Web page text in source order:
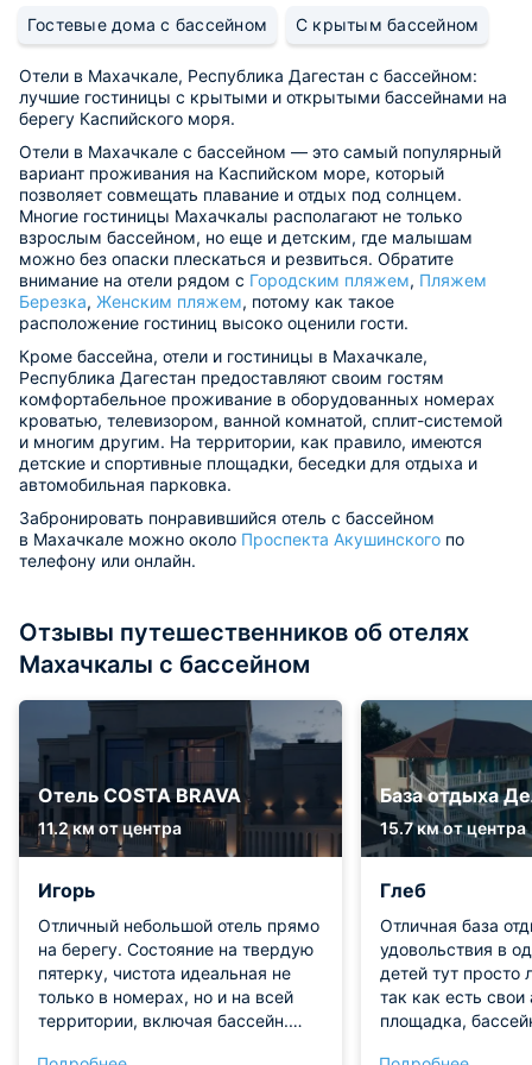
Гостевые дома с бассейном С крытым бассейном
Отели в Махачкале, Республика Дагестан с бассейном:
лучшие гостиницы с крытыми и открытыми бассейнами на
берегу Каспийского моря.
Отели в Махачкале с бассейном — это самый популярный
вариант проживания на Каспийском море, который
позволяет совмещать плавание и отдых под солнцем.
Многие гостиницы Махачкалы располагают не только
взрослым бассейном, но еще и детским, где малышам
можно без опаски плескаться и резвиться. Обратите
внимание на отели рядом с Городским пляжем, Пляжем
Березка, Женским пляжем, потому как такое
расположение гостиниц высоко оценили гости.
Кроме бассейна, отели и гостиницы в Махачкале,
Республика Дагестан предоставляют своим гостям
комфортабельное проживание в оборудованных номерах
кроватью, телевизором, ванной комнатой, сплит-системой
и многим другим. На территории, как правило, имеются
детские и спортивные площадки, беседки для отдыха и
автомобильная парковка.
Забронировать понравившийся отель с бассейном
в Махачкале можно около Проспекта Акушинского по
телефону или онлайн.
Отзывы путешественников об отелях
Махачкалы с бассейном
Отель COSTA BRAVA
11.2 км от центра
Игорь
Отличный небольшой отель прямо
на берегу. Состояние на твердую
пятерку, чистота идеальная не
только в номерах, но и на всей
территории, включая бассейн.
База отдыха
15.7 км от центра
Глеб
Отличная база
удовольствия в
детей тут просто
так как есть
площадка,